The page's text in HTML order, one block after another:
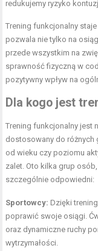
redukujemy ryzyko
Trening funkcjonalny
pozwala nie tylko na
przede wszystkim na
sprawność fizyczną w
pozytywny wpływ na
Dla kogo jest
Trening funkcjonalny jest
dostosowany do różnych
od wieku czy poziomu
zalet. Oto kilka grup
szczególnie odpowiedni:
Sportowcy: Dzięki
poprawić swoje osiągi.
oraz dynamiczne ruchy
wytrzymałości.